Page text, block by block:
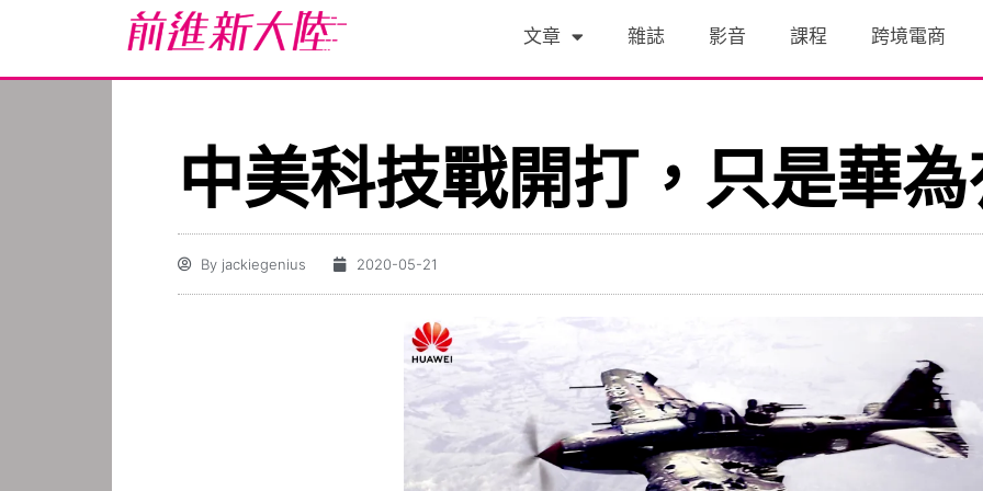
文章 雜誌 影音 課程 跨境電商
中美科技戰開打，只是華
By jackiegenius 2020-05-21